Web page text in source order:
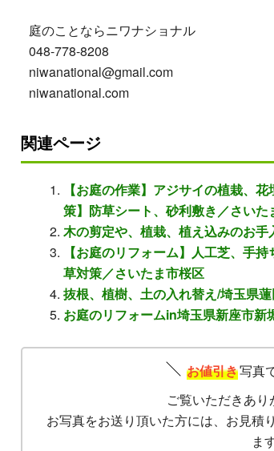
庭のことならニワナショナル
048-778-8208
niwanational@gmail.com
niwanational.com
関連ページ
【お庭の作業】アジサイの植栽、
策】防草シート、砂利敷き／さいた
木の剪定や、植栽、植え込みのお
【お庭のリフォーム】人工芝、手
草対策／さいたま市桜区
抜根、植樹、土の入れ替え/埼玉県
お庭のリフォームin埼玉県新座市新
お値引き写真
ご覧いただきあ
お写真をお送り頂いた方には、お見積
ま